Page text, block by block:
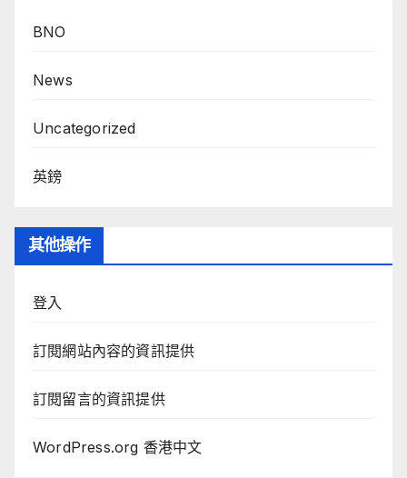
BNO
News
Uncategorized
英鎊
其他操作
登入
訂閱網站內容的資訊提供
訂閱留言的資訊提供
WordPress.org 香港中文